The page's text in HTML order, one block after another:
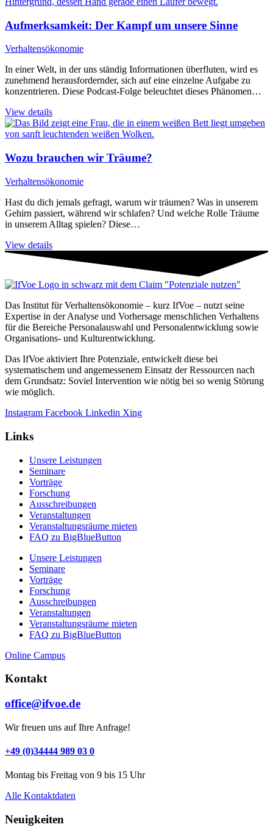
Aufmerksamkeit: Der Kampf um unsere Sinne
Verhaltensökonomie
In einer Welt, in der uns ständig Informationen überfluten, wird es
zunehmend herausfordernder, sich auf eine einzelne Aufgabe zu
konzentrieren. Diese Podcast-Folge beleuchtet dieses Phänomen…
View details
Wozu brauchen wir Träume?
Verhaltensökonomie
Hast du dich jemals gefragt, warum wir träumen? Was in unserem
Gehirn passiert, während wir schlafen? Und welche Rolle Träume
in unserem Alltag spielen? Diese…
View details
Das Institut für Verhaltensökonomie – kurz IfVoe – nutzt seine
Expertise in der Analyse und Vorhersage menschlichen Verhaltens
für die Bereiche Personal­auswahl und Personal­entwicklung sowie
Organisations- und Kultur­entwicklung.
Das IfVoe aktiviert Ihre Potenziale, entwickelt diese bei
systematischem und angemessenem Einsatz der Ressourcen nach
dem Grundsatz: Soviel Intervention wie nötig bei so wenig Störung
wie möglich.
Instagram Facebook Linkedin Xing
Links
Unsere Leistungen
Seminare
Vorträge
Forschung
Ausschreibungen
Veranstaltungen
Veranstaltungs­räume mieten
FAQ zu BigBlueButton
Unsere Leistungen
Seminare
Vorträge
Forschung
Ausschreibungen
Veranstaltungen
Veranstaltungs­räume mieten
FAQ zu BigBlueButton
Online Campus
Kontakt
office@ifvoe.de
Wir freuen uns auf Ihre Anfrage!
+49 (0)34444 989 03 0
Montag bis Freitag von 9 bis 15 Uhr
Alle Kontaktdaten
Neuigkeiten